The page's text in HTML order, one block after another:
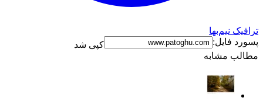
ترافیک نیم‌بها
پسورد فایل:
کپی شد
مطالب مشابه